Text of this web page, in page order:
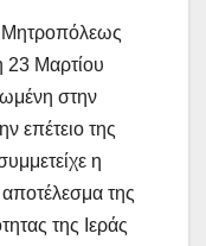
Μητροπόλεως
23 Μαρτίου
στην
επέτειο της
η
της
της Ιεράς